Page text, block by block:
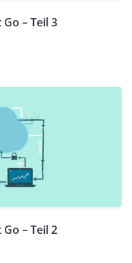
– Teil 3
– Teil 2